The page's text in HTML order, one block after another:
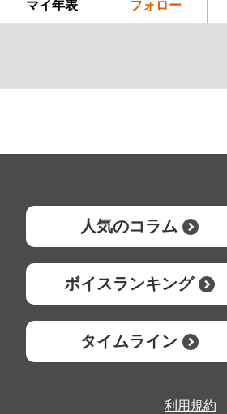
マイ年表 フォロー
人気のコラム
ボイスランキング
タイムライン
利用規約